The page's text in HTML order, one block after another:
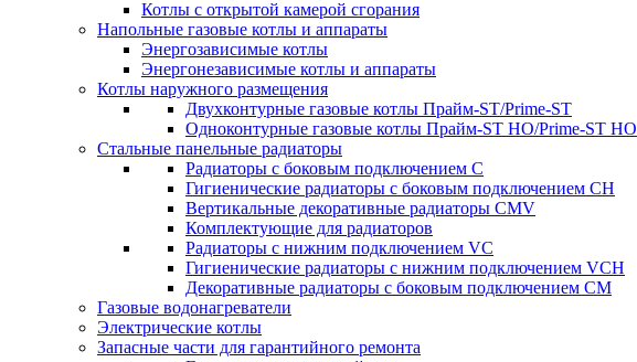
Котлы с открытой камерой сгорания
Напольные газовые котлы и аппараты
Энергозависимые котлы
Энергонезависимые котлы и аппараты
Котлы наружного размещения
Двухконтурные газовые котлы Прайм-ST/Prime-ST
Одноконтурные газовые котлы Прайм-ST HO/Prime-ST HO
Стальные панельные радиаторы
Радиаторы c боковым подключением C
Гигиенические радиаторы c боковым подключением CH
Вертикальные декоративные радиаторы CMV
Комплектующие для радиаторов
Радиаторы c нижним подключением VC
Гигиенические радиаторы c нижним подключением VCH
Декоративные радиаторы с боковым подключением CM
Газовые водонагреватели
Электрические котлы
Запасные части для гарантийного ремонта